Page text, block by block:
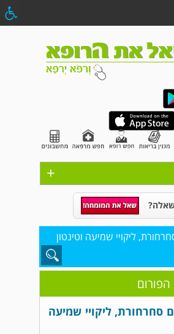
+
ליקויי שמיעה וטינטון
הפורום
סחרחורת, ליקויי שמיעה